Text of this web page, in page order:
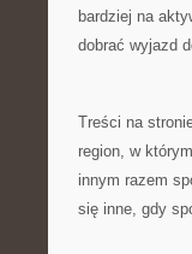
bardziej na
dobrać wyjazd
Treści na
region, w
innym razem
się inne, gdy